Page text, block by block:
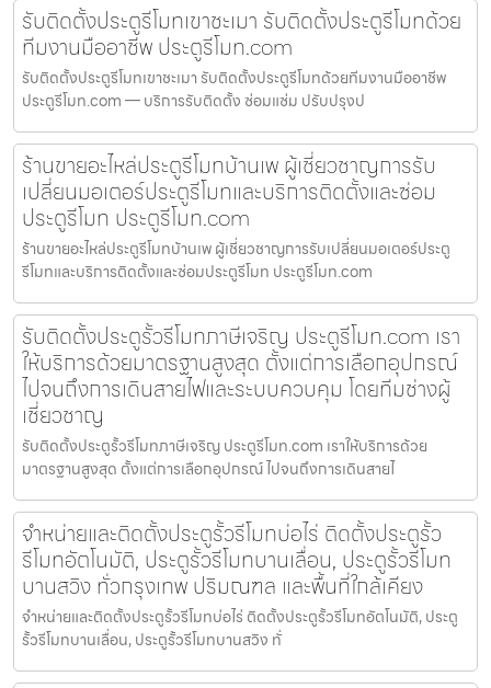
รับติดตั้งประตูรีโมทเขาชะเมา รับติดตั้งประตูรีโมทด้วย
ทีมงานมืออาชีพ ประตูรีโมท.com
รับติดตั้งประตูรีโมทเขาชะเมา รับติดตั้งประตูรีโมทด้วยทีมงานมืออาชีพ
ประตูรีโมท.com — บริการรับติดตั้ง ซ่อมแซ่ม ปรับปรุงป
ร้านขายอะไหล่ประตูรีโมทบ้านเพ ผู้เชี่ยวชาญการรับ
เปลี่ยนมอเตอร์ประตูรีโมทและบริการติดตั้งและซ่อม
ประตูรีโมท ประตูรีโมท.com
ร้านขายอะไหล่ประตูรีโมทบ้านเพ ผู้เชี่ยวชาญการรับเปลี่ยนมอเตอร์ประตู
รีโมทและบริการติดตั้งและซ่อมประตูรีโมท ประตูรีโมท.com
รับติดตั้งประตูรั้วรีโมทภาษีเจริญ ประตูรีโมท.com เรา
ให้บริการด้วยมาตรฐานสูงสุด ตั้งแต่การเลือกอุปกรณ์
ไปจนถึงการเดินสายไฟและระบบควบคุม โดยทีมช่างผู้
เชี่ยวชาญ
รับติดตั้งประตูรั้วรีโมทภาษีเจริญ ประตูรีโมท.com เราให้บริการด้วย
มาตรฐานสูงสุด ตั้งแต่การเลือกอุปกรณ์ ไปจนถึงการเดินสายไ
จำหน่ายและติดตั้งประตูรั้วรีโมทบ่อไร่ ติดตั้งประตูรั้ว
รีโมทอัตโนมัติ, ประตูรั้วรีโมทบานเลื่อน, ประตูรั้วรีโมท
บานสวิง ทั่วกรุงเทพ ปริมณฑล และพื้นที่ใกล้เคียง
จำหน่ายและติดตั้งประตูรั้วรีโมทบ่อไร่ ติดตั้งประตูรั้วรีโมทอัตโนมัติ, ประตู
รั้วรีโมทบานเลื่อน, ประตูรั้วรีโมทบานสวิง ทั่